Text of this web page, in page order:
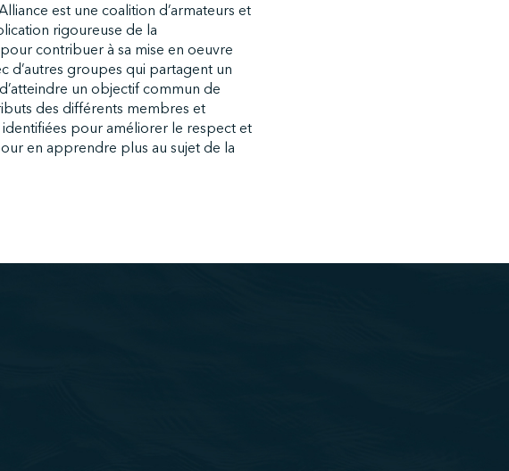
est une coalition d’armateurs et
rigoureuse de la
contribuer à sa mise en oeuvre
d’autres groupes qui partagent un
un objectif commun de
des différents membres et
pour améliorer le respect et
en apprendre plus au sujet de la